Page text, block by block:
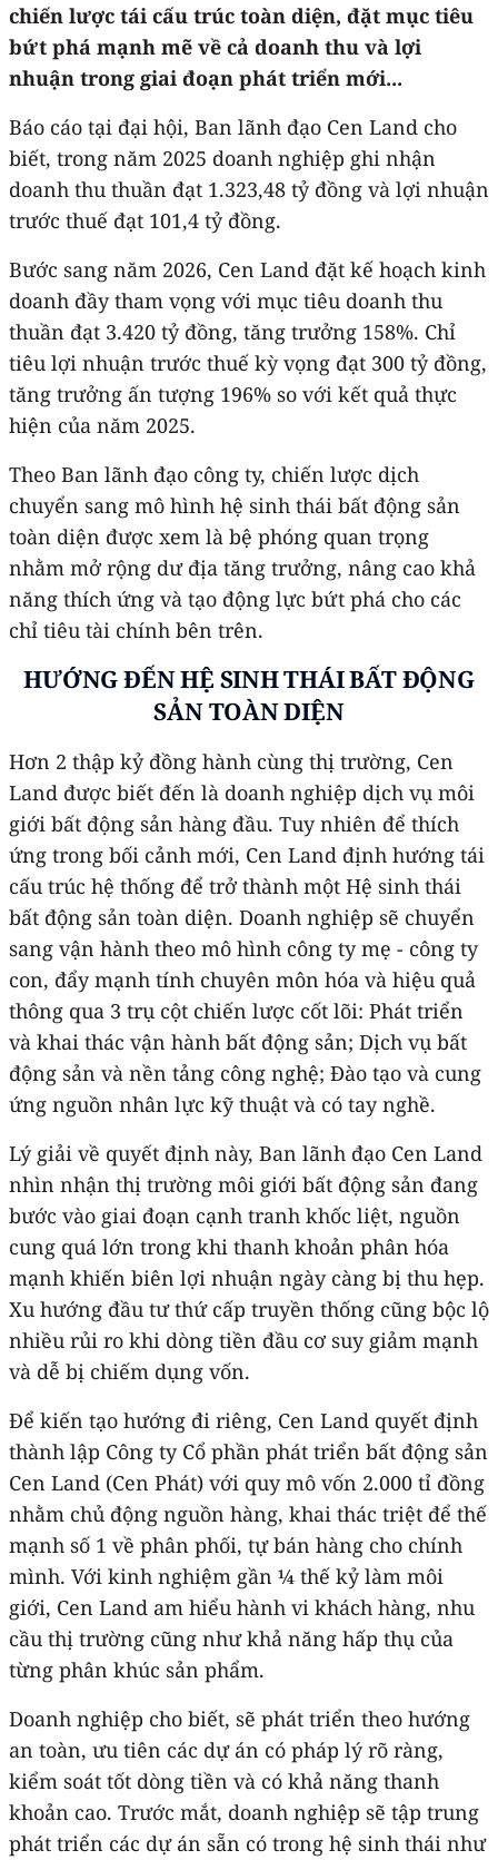
chiến lược tái cấu trúc toàn diện, đặt mục tiêu
bứt phá mạnh mẽ về cả doanh thu và lợi
nhuận trong giai đoạn phát triển mới...
Báo cáo tại đại hội, Ban lãnh đạo Cen Land cho
biết, trong năm 2025 doanh nghiệp ghi nhận
doanh thu thuần đạt 1.323,48 tỷ đồng và lợi nhuận
trước thuế đạt 101,4 tỷ đồng.
Bước sang năm 2026, Cen Land đặt kế hoạch kinh
doanh đầy tham vọng với mục tiêu doanh thu
thuần đạt 3.420 tỷ đồng, tăng trưởng 158%. Chỉ
tiêu lợi nhuận trước thuế kỳ vọng đạt 300 tỷ đồng,
tăng trưởng ấn tượng 196% so với kết quả thực
hiện của năm 2025.
Theo Ban lãnh đạo công ty, chiến lược dịch
chuyển sang mô hình hệ sinh thái bất động sản
toàn diện được xem là bệ phóng quan trọng
nhằm mở rộng dư địa tăng trưởng, nâng cao khả
năng thích ứng và tạo động lực bứt phá cho các
chỉ tiêu tài chính bên trên.
HƯỚNG ĐẾN HỆ SINH THÁI BẤT ĐỘNG
SẢN TOÀN DIỆN
Hơn 2 thập kỷ đồng hành cùng thị trường, Cen
Land được biết đến là doanh nghiệp dịch vụ môi
giới bất động sản hàng đầu. Tuy nhiên để thích
ứng trong bối cảnh mới, Cen Land định hướng tái
cấu trúc hệ thống để trở thành một Hệ sinh thái
bất động sản toàn diện. Doanh nghiệp sẽ chuyển
sang vận hành theo mô hình công ty mẹ - công ty
con, đẩy mạnh tính chuyên môn hóa và hiệu quả
thông qua 3 trụ cột chiến lược cốt lõi: Phát triển
và khai thác vận hành bất động sản; Dịch vụ bất
động sản và nền tảng công nghệ; Đào tạo và cung
ứng nguồn nhân lực kỹ thuật và có tay nghề.
Lý giải về quyết định này, Ban lãnh đạo Cen Land
nhìn nhận thị trường môi giới bất động sản đang
bước vào giai đoạn cạnh tranh khốc liệt, nguồn
cung quá lớn trong khi thanh khoản phân hóa
mạnh khiến biên lợi nhuận ngày càng bị thu hẹp.
Xu hướng đầu tư thứ cấp truyền thống cũng bộc lộ
nhiều rủi ro khi dòng tiền đầu cơ suy giảm mạnh
và dễ bị chiếm dụng vốn.
Để kiến tạo hướng đi riêng, Cen Land quyết định
thành lập Công ty Cổ phần phát triển bất động sản
Cen Land (Cen Phát) với quy mô vốn 2.000 tỉ đồng
nhằm chủ động nguồn hàng, khai thác triệt để thế
mạnh số 1 về phân phối, tự bán hàng cho chính
mình. Với kinh nghiệm gần ¼ thế kỷ làm môi
giới, Cen Land am hiểu hành vi khách hàng, nhu
cầu thị trường cũng như khả năng hấp thụ của
từng phân khúc sản phẩm.
Doanh nghiệp cho biết, sẽ phát triển theo hướng
an toàn, ưu tiên các dự án có pháp lý rõ ràng,
kiểm soát tốt dòng tiền và có khả năng thanh
khoản cao. Trước mắt, doanh nghiệp sẽ tập trung
phát triển các dự án sẵn có trong hệ sinh thái như